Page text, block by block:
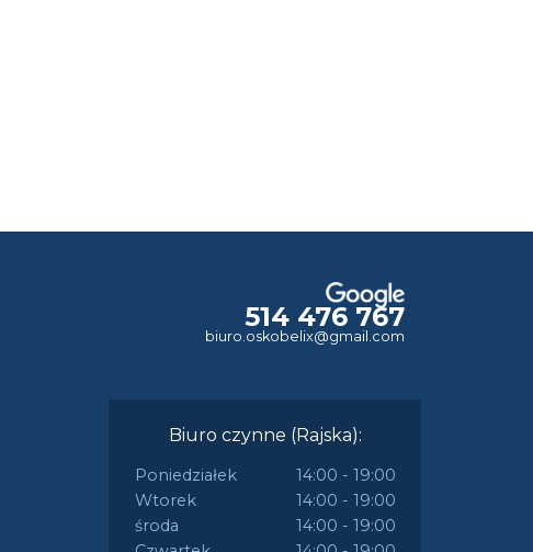
514 476 767
biuro.oskobelix@gmail.com
Biuro czynne (Rajska):
Poniedziałek
14:00 - 19:00
Wtorek
14:00 - 19:00
środa
14:00 - 19:00